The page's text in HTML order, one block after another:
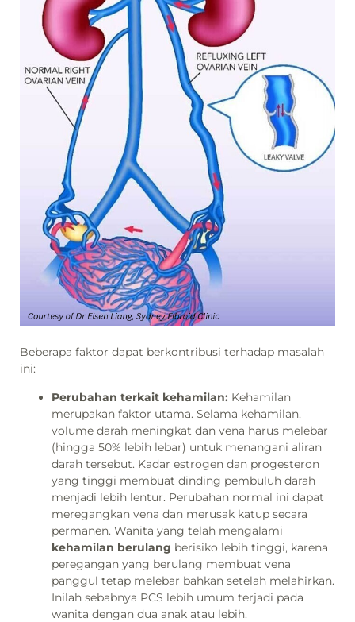
Beberapa faktor dapat berkontribusi terhadap masalah
ini:
Perubahan terkait kehamilan: Kehamilan
merupakan faktor utama. Selama kehamilan,
volume darah meningkat dan vena harus melebar
(hingga 50% lebih lebar) untuk menangani aliran
darah tersebut. Kadar estrogen dan progesteron
yang tinggi membuat dinding pembuluh darah
menjadi lebih lentur. Perubahan normal ini dapat
meregangkan vena dan merusak katup secara
permanen. Wanita yang telah mengalami
kehamilan berulang berisiko lebih tinggi, karena
peregangan yang berulang membuat vena
panggul tetap melebar bahkan setelah melahirkan.
Inilah sebabnya PCS lebih umum terjadi pada
wanita dengan dua anak atau lebih.